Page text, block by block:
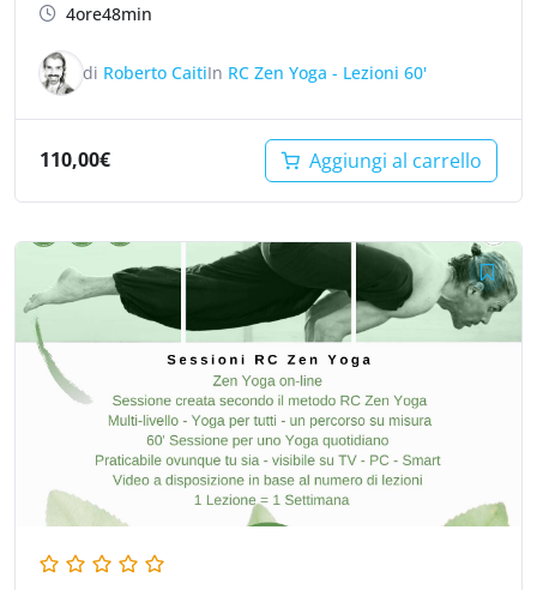
4ore48min
di Roberto CaitiIn RC Zen Yoga - Lezioni 60'
110,00€ Aggiungi al carrello